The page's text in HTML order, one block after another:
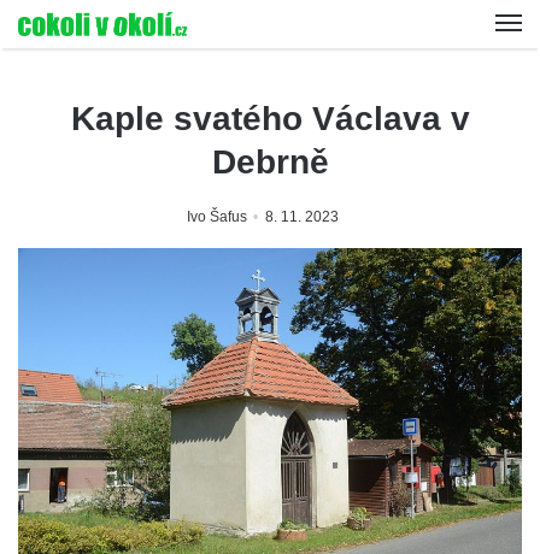
Kaple svatého Václava v
Debrně
Ivo Šafus 8. 11. 2023